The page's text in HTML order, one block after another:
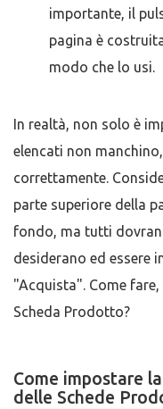
importante, il
pagina è
modo che lo usi.
In realtà, non solo è
elencati non
correttamente.
parte superiore della
fondo, ma tutti
desiderano ed essere
"Acquista". Come
Scheda Prodotto?
Come impostare
delle Schede